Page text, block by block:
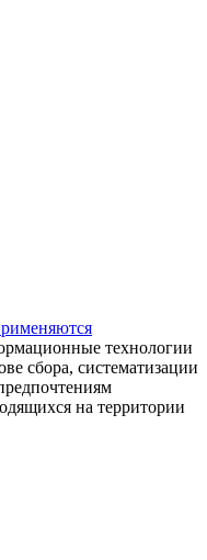
технологии
сбора, систематизации
на территории